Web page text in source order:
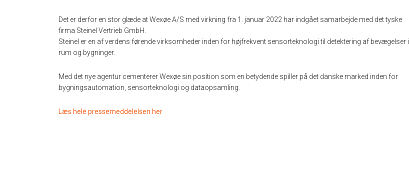
Det er derfor en stor glæde at Wexøe A/S med virkning fra 1. januar 2022 har indgået samarbejde med det tyske
firma Steinel Vertrieb GmbH.
Steinel er en af verdens førende virksomheder inden for højfrekvent sensorteknologi til detektering af bevægelser i
rum og bygninger.
Med det nye agentur cementerer Wexøe sin position som en betydende spiller på det danske marked inden for
bygningsautomation, sensorteknologi og dataopsamling.
Læs hele pressemeddelelsen her